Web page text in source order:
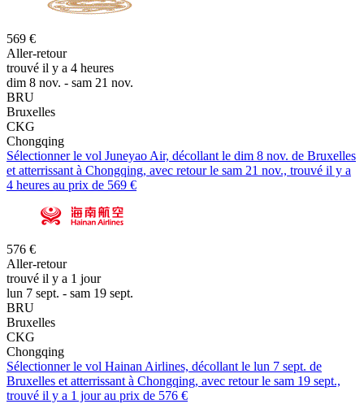
569 €
Aller-retour
trouvé il y a 4 heures
dim 8 nov. - sam 21 nov.
BRU
Bruxelles
CKG
Chongqing
Sélectionner le vol Juneyao Air, décollant le dim 8 nov. de Bruxelles
et atterrissant à Chongqing, avec retour le sam 21 nov., trouvé il y a
4 heures au prix de 569 €
576 €
Aller-retour
trouvé il y a 1 jour
lun 7 sept. - sam 19 sept.
BRU
Bruxelles
CKG
Chongqing
Sélectionner le vol Hainan Airlines, décollant le lun 7 sept. de
Bruxelles et atterrissant à Chongqing, avec retour le sam 19 sept.,
trouvé il y a 1 jour au prix de 576 €